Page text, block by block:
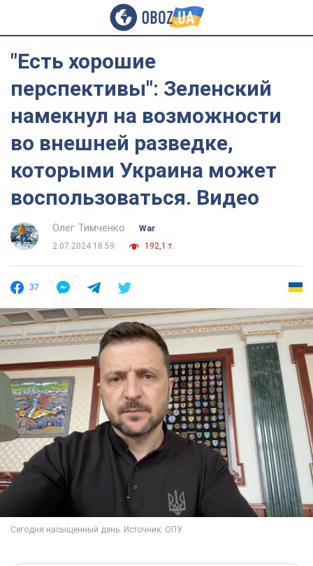
"Есть хорошие
перспективы": Зеленский
намекнул на возможности
во внешней разведке,
которыми Украина может
воспользоваться. Видео
Олег Тимченко
War
2.07.2024 18:59
192,1 т.
37